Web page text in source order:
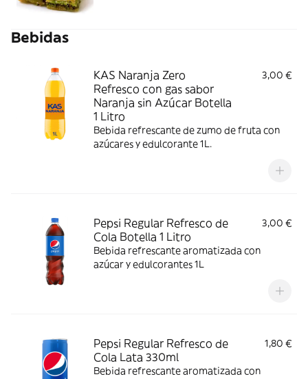
Bebidas
KAS Naranja Zero
Refresco con gas sabor
Naranja sin Azúcar Botella
1 Litro
3,00 €
Bebida refrescante de zumo de fruta con
azúcares y edulcorante 1L.
Pepsi Regular Refresco de
Cola Botella 1 Litro
3,00 €
Bebida refrescante aromatizada con
azúcar y edulcorantes 1L
Pepsi Regular Refresco de
Cola Lata 330ml
1,80 €
Bebida refrescante aromatizada con